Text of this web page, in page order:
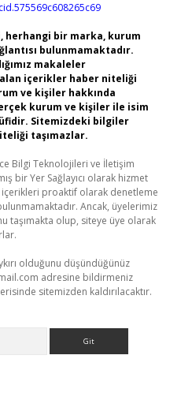
herhangi bir marka, kurum
bulunmamaktadır.
makaleler
içerikler haber niteliği
ve kişiler hakkında
kurum ve kişiler ile isim
Sitemizdeki bilgiler
taşımazlar.
Bilgi Teknolojileri ve İletişim
bir Yer Sağlayıcı olarak hizmet
proaktif olarak denetleme
Ancak, üyelerimiz
taşımakta olup, siteye üye olarak
olduğunu düşündüğünüz
adresine bildirmeniz
sitemizden kaldırılacaktır.